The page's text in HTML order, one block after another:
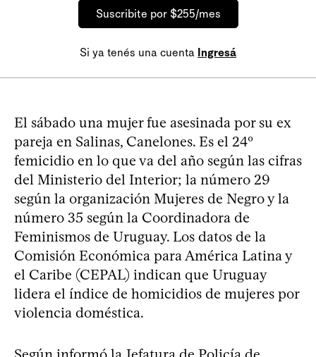
Suscribite por $255/mes
Si ya tenés una cuenta Ingresá
El sábado una mujer fue asesinada por su ex
pareja en Salinas, Canelones. Es el 24º
femicidio en lo que va del año según las cifras
del Ministerio del Interior; la número 29
según la organización Mujeres de Negro y la
número 35 según la Coordinadora de
Feminismos de Uruguay. Los datos de la
Comisión Económica para América Latina y
el Caribe (CEPAL) indican que Uruguay
lidera el índice de homicidios de mujeres por
violencia doméstica.